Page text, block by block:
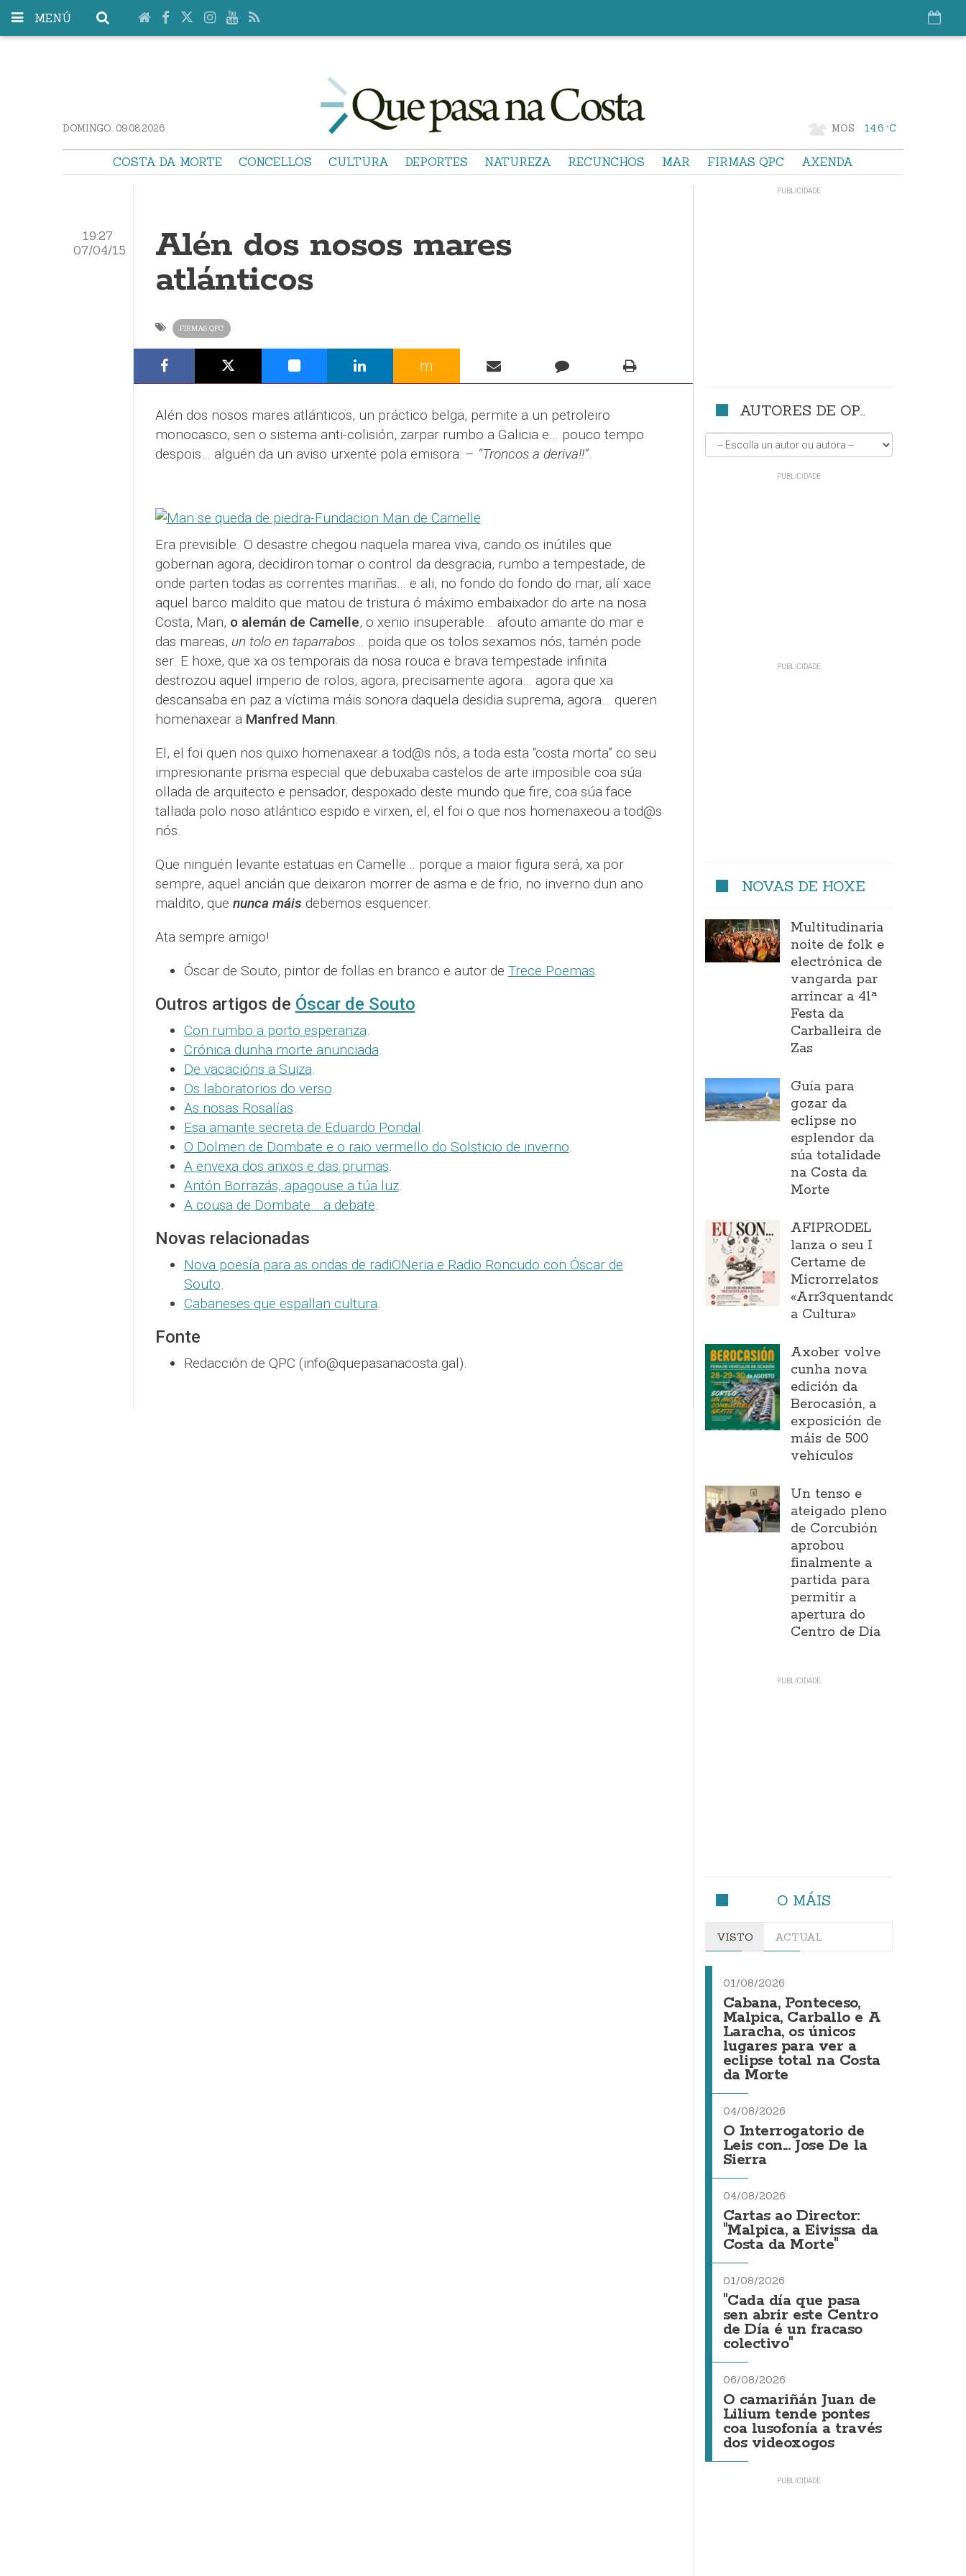
MENÚ
DOMINGO. 09.08.2026 MOS 14.6 °C
COSTA DA MORTE CONCELLOS CULTURA DEPORTES NATUREZA RECUNCHOS MAR FIRMAS QPC AXENDA
19:27
07/04/15
Alén dos nosos mares
atlánticos
FIRMAS QPC
m
Alén dos nosos mares atlánticos, un práctico belga, permite a un petroleiro
monocasco, sen o sistema anti-colisión, zarpar rumbo a Galicia e… pouco tempo
despois… alguén da un aviso urxente pola emisora: – “Troncos a deriva!!”.
Era previsible. O desastre chegou naquela marea viva, cando os inútiles que
gobernan agora, decidiron tomar o control da desgracia, rumbo a tempestade, de
onde parten todas as correntes mariñas… e ali, no fondo do fondo do mar, alí xace
aquel barco maldito que matou de tristura ó máximo embaixador do arte na nosa
Costa, Man, o alemán de Camelle, o xenio insuperable… afouto amante do mar e
das mareas, un tolo en taparrabos… poida que os tolos sexamos nós, tamén pode
ser. E hoxe, que xa os temporais da nosa rouca e brava tempestade infinita
destrozou aquel imperio de rolos, agora, precisamente agora… agora que xa
descansaba en paz a víctima máis sonora daquela desidia suprema, agora… queren
homenaxear a Manfred Mann.
El, el foi quen nos quixo homenaxear a tod@s nós, a toda esta “costa morta” co seu
impresionante prisma especial que debuxaba castelos de arte imposible coa súa
ollada de arquitecto e pensador, despoxado deste mundo que fire, coa súa face
tallada polo noso atlántico espido e virxen, el, el foi o que nos homenaxeou a tod@s
nós.
Que ninguén levante estatuas en Camelle… porque a maior figura será, xa por
sempre, aquel ancián que deixaron morrer de asma e de frio, no inverno dun ano
maldito, que nunca máis debemos esquencer.
Ata sempre amigo!
Óscar de Souto, pintor de follas en branco e autor de Trece Poemas.
Outros artigos de Óscar de Souto
Con rumbo a porto esperanza.
Crónica dunha morte anunciada.
De vacacións a Suiza.
Os laboratorios do verso.
As nosas Rosalías.
Esa amante secreta de Eduardo Pondal.
O Dolmen de Dombate e o raio vermello do Solsticio de inverno.
A envexa dos anxos e das prumas.
Antón Borrazás, apagouse a túa luz.
A cousa de Dombate… a debate.
Novas relacionadas
Nova poesía para as ondas de radiONeria e Radio Roncudo con Óscar de
Souto.
Cabaneses que espallan cultura.
Fonte
Redacción de QPC (info@quepasanacosta.gal).
AUTORES DE OPINIÓN
NOVAS DE HOXE
Multitudinaria
noite de folk e
electrónica de
vangarda par
arrincar a 41ª
Festa da
Carballeira de
Zas
Guía para
gozar da
eclipse no
esplendor da
súa totalidade
na Costa da
Morte
AFIPRODEL
lanza o seu I
Certame de
Microrrelatos
«Arr3quentando
a Cultura»
Axober volve
cunha nova
edición da
Berocasión, a
exposición de
máis de 500
vehículos
Un tenso e
ateigado pleno
de Corcubión
aprobou
finalmente a
partida para
permitir a
apertura do
Centro de Día
O MÁIS
VISTO ACTUAL
01/08/2026
Cabana, Ponteceso,
Malpica, Carballo e A
Laracha, os únicos
lugares para ver a
eclipse total na Costa
da Morte
04/08/2026
O Interrogatorio de
Leis con... Jose De la
Sierra
04/08/2026
Cartas ao Director:
"Malpica, a Eivissa da
Costa da Morte"
01/08/2026
"Cada día que pasa
sen abrir este Centro
de Día é un fracaso
colectivo"
06/08/2026
O camariñán Juan de
Lilium tende pontes
coa lusofonía a través
dos videoxogos